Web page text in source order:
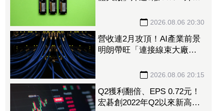
2026.08.06 20:30
營收連2月攻頂！AI產業前景
明朗帶旺「連接線束大廠」
2026.08.06 20:15
Q2獲利翻倍、EPS 0.72元！
宏碁創2022年Q2以來新高